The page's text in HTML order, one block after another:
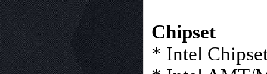
Chipset
* Intel